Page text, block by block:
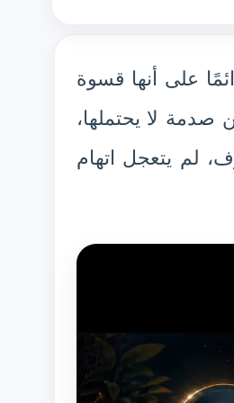
على أنها قسوة
لا يحتملها،
لم يتعجل اتهام